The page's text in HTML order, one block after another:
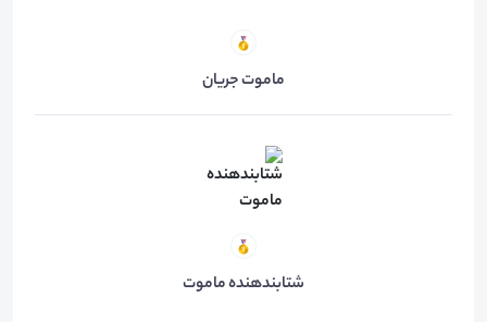
ماموت جریان
شتابندهنده ماموت